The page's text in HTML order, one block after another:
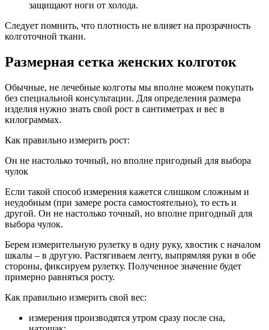
защищают ноги от холода.
Следует помнить, что плотность не влияет на прозрачность
колготочной ткани.
Размерная сетка женских колготок
Обычные, не лечебные колготы мы вполне можем покупать
без специальной консультации. Для определения размера
изделия нужно знать свой рост в сантиметрах и вес в
килограммах.
Как правильно измерить рост:
Он не настолько точный, но вполне пригодный для выбора
чулок
Если такой способ измерения кажется слишком сложным и
неудобным (при замере роста самостоятельно), то есть и
другой. Он не настолько точный, но вполне пригодный для
выбора чулок.
Берем измерительную рулетку в одну руку, хвостик с началом
шкалы – в другую. Растягиваем ленту, выпрямляя руки в обе
стороны, фиксируем рулетку. Полученное значение будет
примерно равняться росту.
Как правильно измерить свой вес:
измерения производятся утром сразу после сна,